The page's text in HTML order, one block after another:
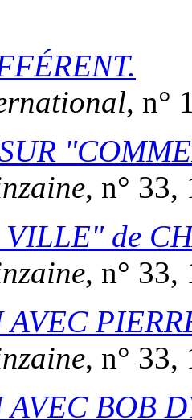
, n°
, n° 33,
VILLE de
, n° 33,
, n° 33,
AVEC BOB